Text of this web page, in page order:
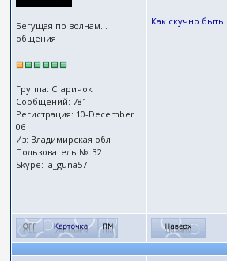
Бегущая по волнам...
общения
Группа: Старичок
Сообщений: 781
Регистрация: 10-December
06
Из: Владимирская обл.
Пользователь №: 32
Skype: la_guna57
--------------------
Как скучно